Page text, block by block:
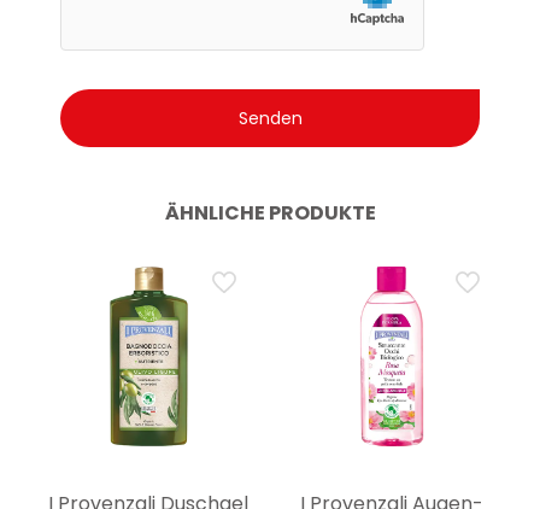
ÄHNLICHE PRODUKTE
I Provenzali Duschgel I Provenzali Augen-